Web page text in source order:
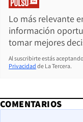
Lo más relevante
información
tomar mejores
Al suscribirte estás
Privacidad de La Tercera.
COMENTARIOS